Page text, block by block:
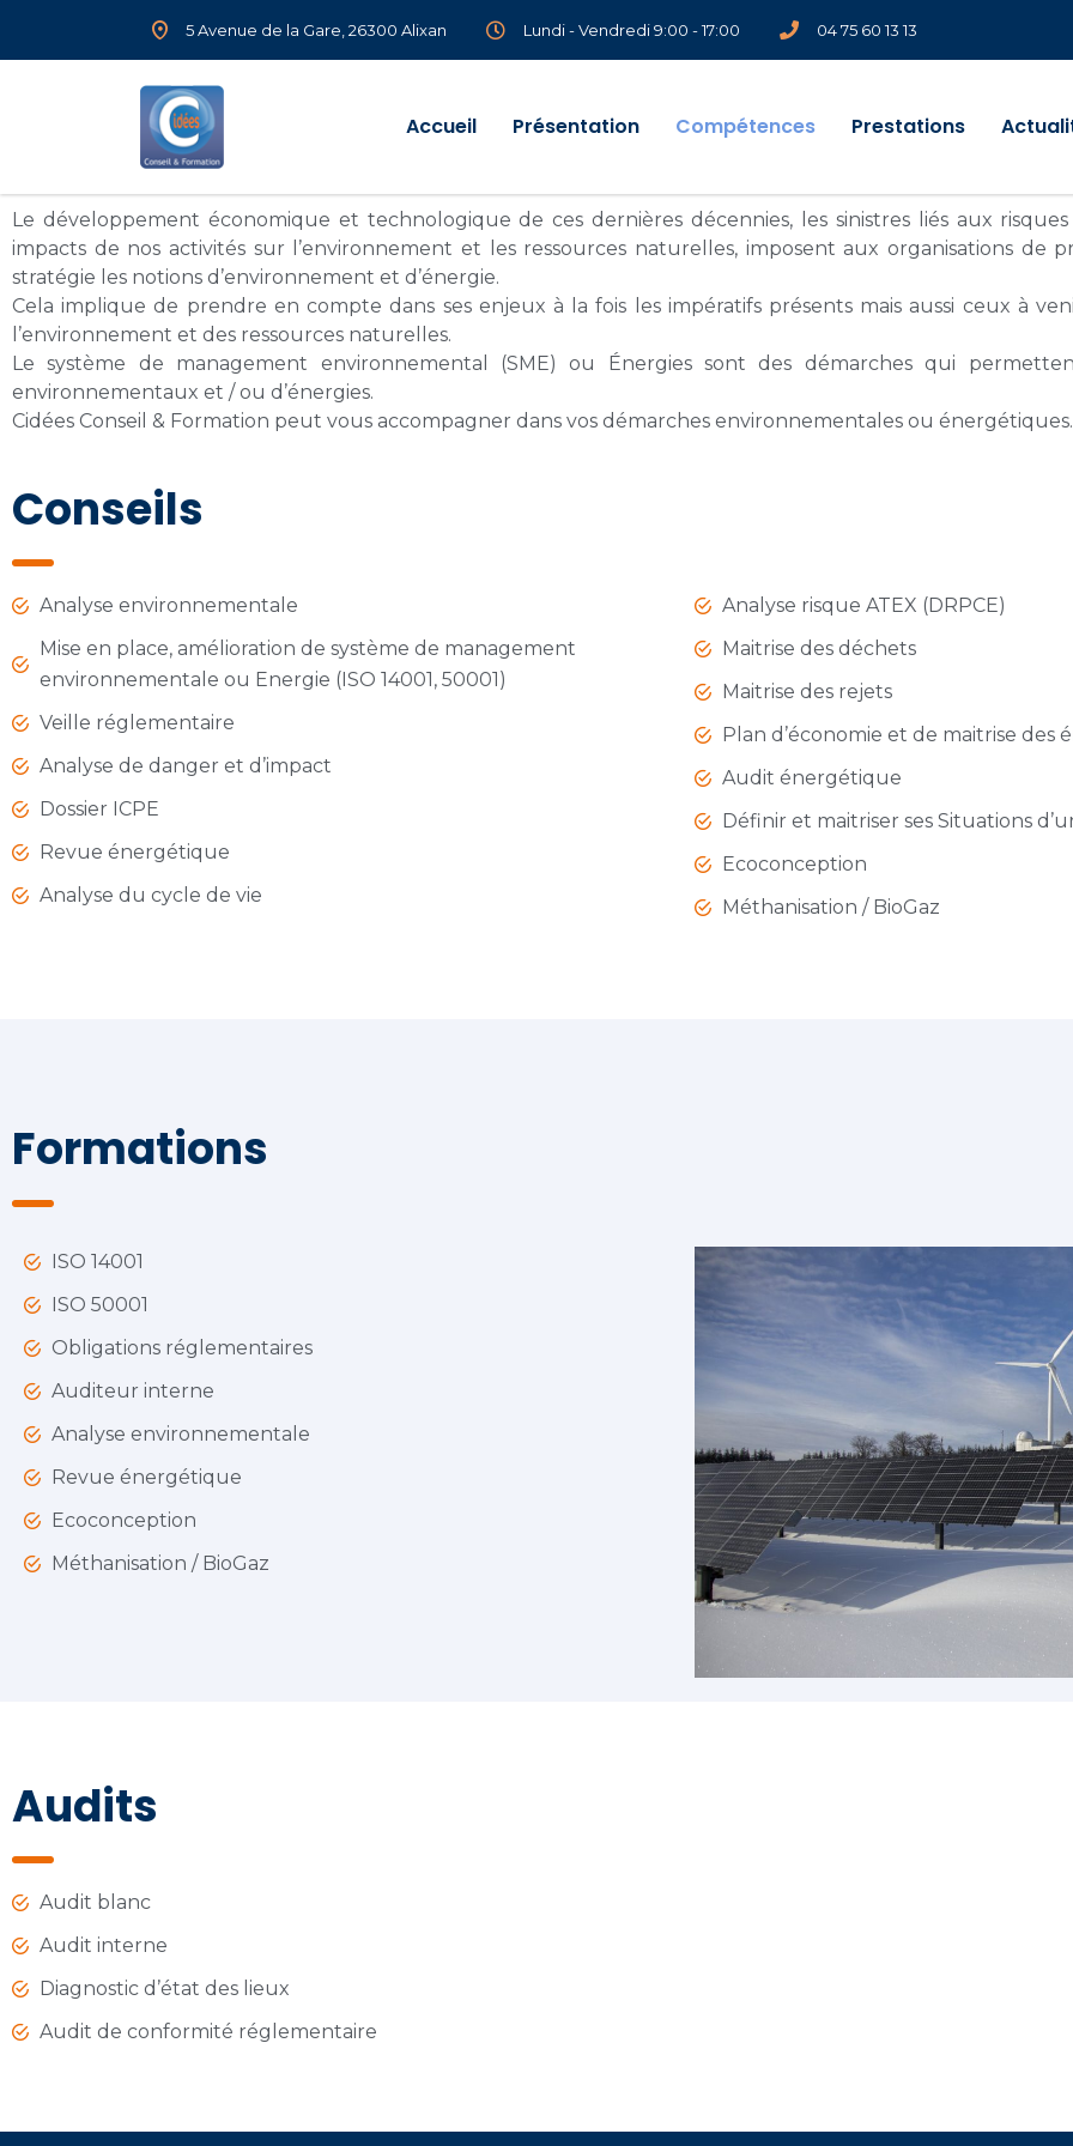
5 Avenue de la Gare, 26300 Alixan Lundi - Vendredi 9:00 - 17:00 04 75 60 13 13
Accueil Présentation Compétences Prestations
Le développement économique et technologique de ces dernières décennies, les sinistres liés aux
impacts de nos activités sur l’environnement et les ressources naturelles, imposent aux organisations de
stratégie les notions d’environnement et d’énergie.
Cela implique de prendre en compte dans ses enjeux à la fois les impératifs présents mais aussi ceux à
l’environnement et des ressources naturelles.
Le système de management environnemental (SME) ou Énergies sont des démarches qui
environnementaux et / ou d’énergies.
Cidées Conseil & Formation peut vous accompagner dans vos démarches environnementales ou énergétiques.
Conseils
Analyse environnementale
Mise en place, amélioration de système de management
environnementale ou Energie (ISO 14001, 50001)
Veille réglementaire
Analyse de danger et d’impact
Dossier ICPE
Revue énergétique
Analyse du cycle de vie
Analyse risque ATEX (DRPCE)
Maitrise des déchets
Maitrise des rejets
Plan d’économie et de maitrise des
Audit énergétique
Définir et maitriser ses Situations
Ecoconception
Méthanisation / BioGaz
Formations
ISO 14001
ISO 50001
Obligations réglementaires
Auditeur interne
Analyse environnementale
Revue énergétique
Ecoconception
Méthanisation / BioGaz
Audits
Audit blanc
Audit interne
Diagnostic d’état des lieux
Audit de conformité réglementaire